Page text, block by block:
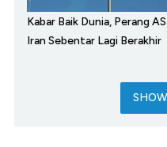
Kabar Baik Dunia, Perang
Iran Sebentar Lagi Berakhir